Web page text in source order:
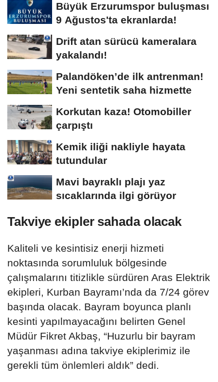
Büyük Erzurumspor buluşması
9 Ağustos'ta ekranlarda!
Drift atan sürücü kameralara
yakalandı!
Palandöken’de ilk antrenman!
Yeni sentetik saha hizmette
Korkutan kaza! Otomobiller
çarpıştı
Kemik iliği nakliyle hayata
tutundular
Mavi bayraklı plajı yaz
sıcaklarında ilgi görüyor
Takviye ekipler sahada olacak
Kaliteli ve kesintisiz enerji hizmeti
noktasında sorumluluk bölgesinde
çalışmalarını titizlikle sürdüren Aras Elektrik
ekipleri, Kurban Bayramı’nda da 7/24 görev
başında olacak. Bayram boyunca planlı
kesinti yapılmayacağını belirten Genel
Müdür Fikret Akbaş, “Huzurlu bir bayram
yaşanması adına takviye ekiplerimiz ile
gerekli tüm önlemleri aldık” dedi.